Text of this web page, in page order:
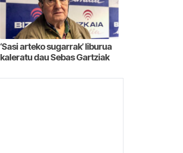
‘Sasi arteko sugarrak’ liburua
kaleratu dau Sebas Gartziak